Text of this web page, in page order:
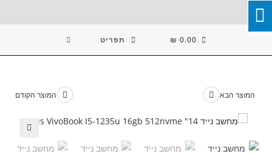
Skip
To
₪ 0.00 תפריט
המוצר הקודם המוצר הבא
🔍